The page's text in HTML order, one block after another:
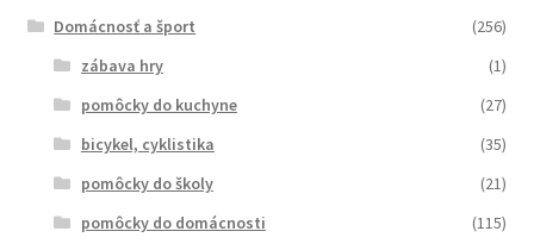
Domácnosť a šport
(256)
zábava hry
(1)
pomôcky do kuchyne
(27)
bicykel, cyklistika
(35)
pomôcky do školy
(21)
pomôcky do domácnosti
(115)